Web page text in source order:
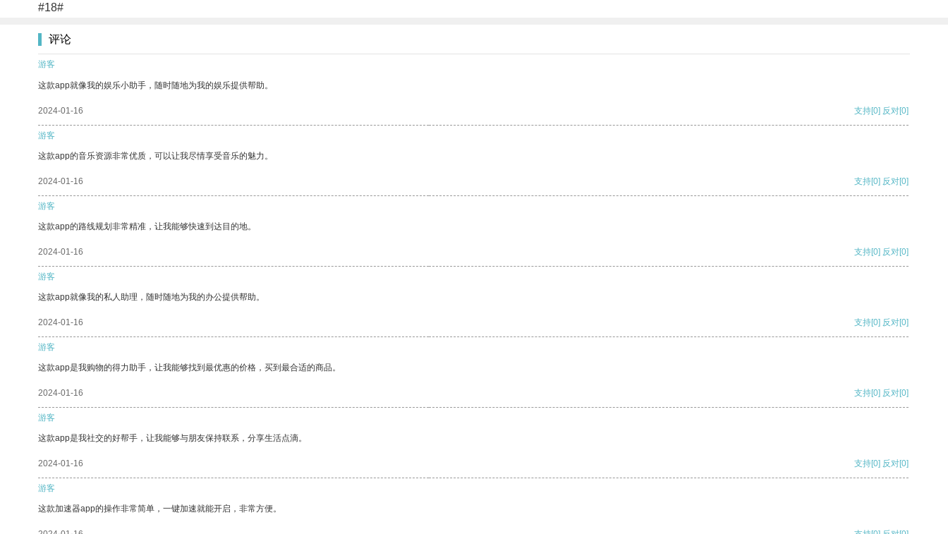
#18#
评论
游客
这款app就像我的娱乐小助手，随时随地为我的娱乐提供帮助。
2024-01-16 支持[0] 反对[0]
游客
这款app的音乐资源非常优质，可以让我尽情享受音乐的魅力。
2024-01-16 支持[0] 反对[0]
游客
这款app的路线规划非常精准，让我能够快速到达目的地。
2024-01-16 支持[0] 反对[0]
游客
这款app就像我的私人助理，随时随地为我的办公提供帮助。
2024-01-16 支持[0] 反对[0]
游客
这款app是我购物的得力助手，让我能够找到最优惠的价格，买到最合适的商品。
2024-01-16 支持[0] 反对[0]
游客
这款app是我社交的好帮手，让我能够与朋友保持联系，分享生活点滴。
2024-01-16 支持[0] 反对[0]
游客
这款加速器app的操作非常简单，一键加速就能开启，非常方便。